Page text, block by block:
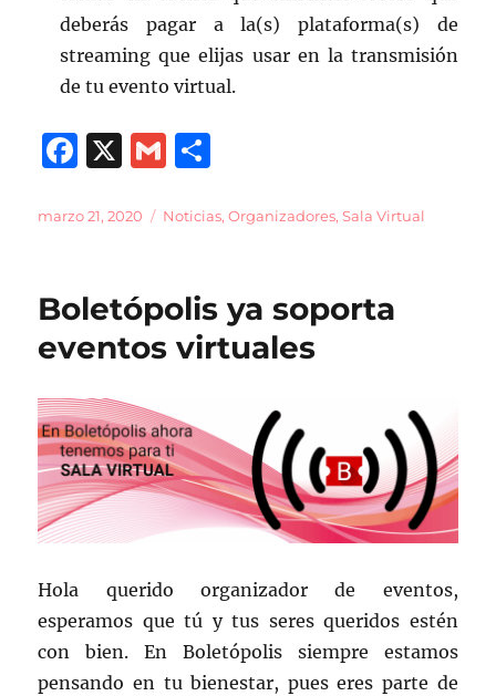
deberás pagar a la(s) plataforma(s) de
streaming que elijas usar en la transmisión
de tu evento virtual.
F
c
b
o
o
k
X
G
ai m
a
rt
ir
Publicado
marzo 21, 2020 Categorías
Noticias,Organizadores,Sala Virtual
Boletópolis ya soporta
eventos virtuales
Hola querido organizador de eventos,
esperamos que tú y tus seres queridos estén
con bien. En Boletópolis siempre estamos
pensando en tu bienestar, pues eres parte de